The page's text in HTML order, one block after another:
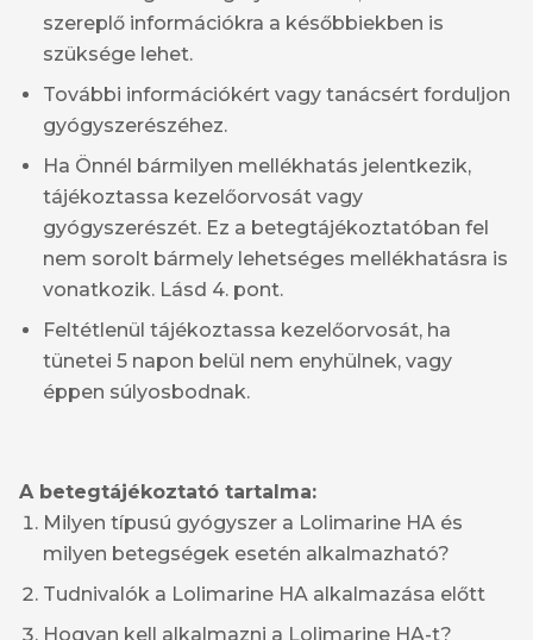
szereplő információkra a későbbiekben is
szüksége lehet.
További információkért vagy tanácsért forduljon
gyógyszerészéhez.
Ha Önnél bármilyen mellékhatás jelentkezik,
tájékoztassa kezelőorvosát vagy
gyógyszerészét. Ez a betegtájékoztatóban fel
nem sorolt bármely lehetséges mellékhatásra is
vonatkozik. Lásd 4. pont.
Feltétlenül tájékoztassa kezelőorvosát, ha
tünetei 5 napon belül nem enyhülnek, vagy
éppen súlyosbodnak.
A betegtájékoztató tartalma:
Milyen típusú gyógyszer a Lolimarine HA és
milyen betegségek esetén alkalmazható?
Tudnivalók a Lolimarine HA alkalmazása előtt
Hogyan kell alkalmazni a Lolimarine HA-t?